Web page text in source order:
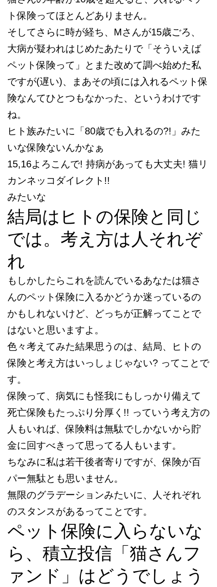
ト保険ってほとんどありません。
そしてさらに時が経ち、Mさんが15歳ごろ、
大病が疑われはじめたあたりで「そういえば
ペット保険って」とまた改めて調べ始めた私
ですが(遅い)、まあその頃には入れるペット保
険なんてひとつもなかった、というわけです
ね。
ヒト族みたいに「80歳でも入れるの?!」みた
いな保険ないんかなぁ
15,16よろこんで! 持病があっても大丈夫! 猫リ
カンネッコダイレクト!!
みたいな
結局はヒトの保険と同じ
では。考え方は人それぞ
れ
もしかしたらこれを読んでいるあなたは猫さ
んのペット保険に入るかどうか迷っているの
かもしれないけど、どっちが正解ってことで
はないと思いますよ。
色々考えてみた結果思うのは、結局、ヒトの
保険と考え方はいっしょじゃない? ってことで
す。
保険って、病気にも怪我にもしっかり備えて
死亡保険もたっぷり分厚く!! っていう考え方の
人もいれば、保険料は無駄でしかないから貯
金に回すべきって思ってる人もいます。
ちなみに私は若干後者寄りですが、保険が百
パー無駄とも思いません。
無限のグラデーションみたいに、人それぞれ
のスタンスがあるってことです。
ペット保険に入らないな
ら、積立投信「猫さんフ
ァンド」はどうでしょう